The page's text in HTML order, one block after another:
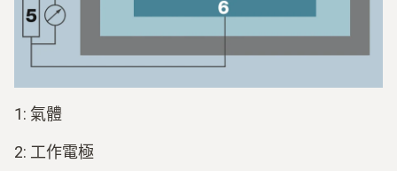
1: 氣體
2: 工作電極